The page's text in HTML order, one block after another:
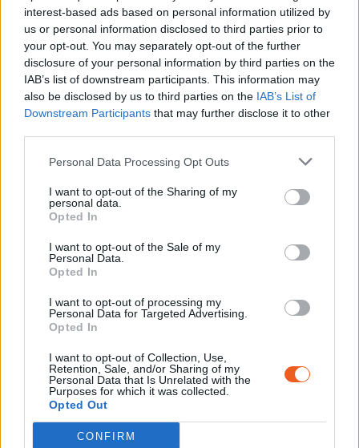
interest-based ads based on personal information utilized by
us or personal information disclosed to third parties prior to
your opt-out. You may separately opt-out of the further
disclosure of your personal information by third parties on the
IAB’s list of downstream participants. This information may
also be disclosed by us to third parties on the IAB’s List of
Downstream Participants that may further disclose it to other
Personal Data Processing Opt Outs
I want to opt-out of the Sharing of my
personal data.
Opted In
I want to opt-out of the Sale of my
Personal Data.
Opted In
I want to opt-out of processing my
Personal Data for Targeted Advertising.
Opted In
I want to opt-out of Collection, Use,
Retention, Sale, and/or Sharing of my
Personal Data that Is Unrelated with the
Purposes for which it was collected.
Opted Out
CONFIRM
ont notamment été exposées à la Luise Ross
Gallery de New-York en 1998, à la Biennale d’art
brut de Berlin en 2006, ainsi qu’à l’Institut des
Cultures d’Islam de Paris en 2008.
Actuellement, il rythme sa vie par des séjours
alternés en Allemagne et en France, où il
conserve un atelier.
Voir la ressource
Newsletter
Restez informé et recevez tous les mois la